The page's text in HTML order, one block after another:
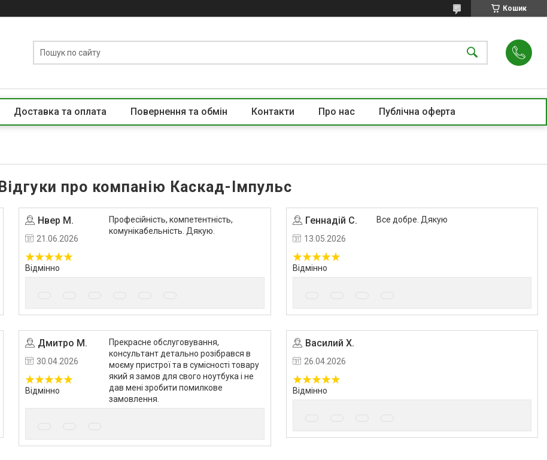
Кошик
Доставка та оплата Повернення та обмін Контакти Про нас Публічна оферта
Відгуки про компанію Каскад-Імпульс
Угода на маркетплейсі Prom.ua
Нвер М.
21.06.2026
Відмінно
Угода на маркетплейсі Prom.ua
Професійність, компетентність,
комунікабельність. Дякую.
Геннадій С.
13.05.2026
Відмінно
Все добре. Дякую
Угода на маркетплейсі Prom.ua
Дмитро М.
30.04.2026
Відмінно
Прекрасне обслуговування,
консультант детально розібрався в
моєму пристрої та в сумісності товару
який я замов для свого ноутбука і не
дав мені зробити помилкове
замовлення.
Василий Х.
26.04.2026
Відмінно